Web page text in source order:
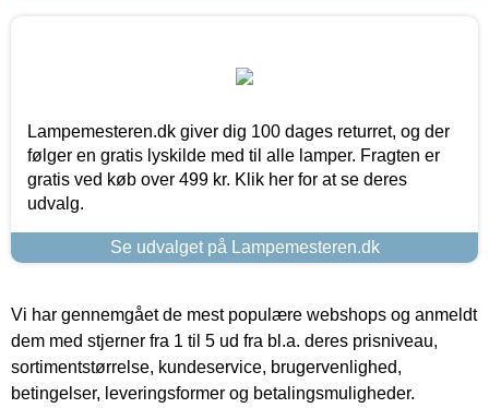
Lampemesteren.dk giver dig 100 dages returret, og der
følger en gratis lyskilde med til alle lamper. Fragten er
gratis ved køb over 499 kr. Klik her for at se deres
udvalg.
Se udvalget på Lampemesteren.dk
Vi har gennemgået de mest populære webshops og anmeldt
dem med stjerner fra 1 til 5 ud fra bl.a. deres prisniveau,
sortimentstørrelse, kundeservice, brugervenlighed,
betingelser, leveringsformer og betalingsmuligheder.